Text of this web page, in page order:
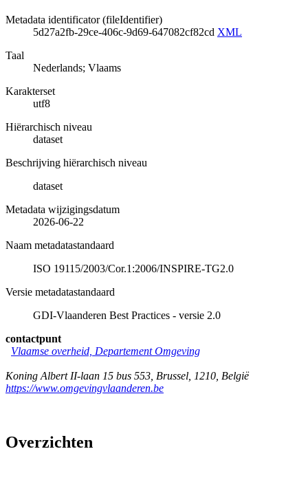
Metadata identificator (fileIdentifier)
5d27a2fb-29ce-406c-9d69-647082cf82cd XML
Taal
Nederlands; Vlaams
Karakterset
utf8
Hiërarchisch niveau
dataset
Beschrijving hiërarchisch niveau
dataset
Metadata wijzigingsdatum
2026-06-22
Naam metadatastandaard
ISO 19115/2003/Cor.1:2006/INSPIRE-TG2.0
Versie metadatastandaard
GDI-Vlaanderen Best Practices - versie 2.0
contactpunt
Vlaamse overheid, Departement Omgeving
Koning Albert II-laan 15 bus 553 Brussel 1210 België
https://www.omgevingvlaanderen.be
Overzichten